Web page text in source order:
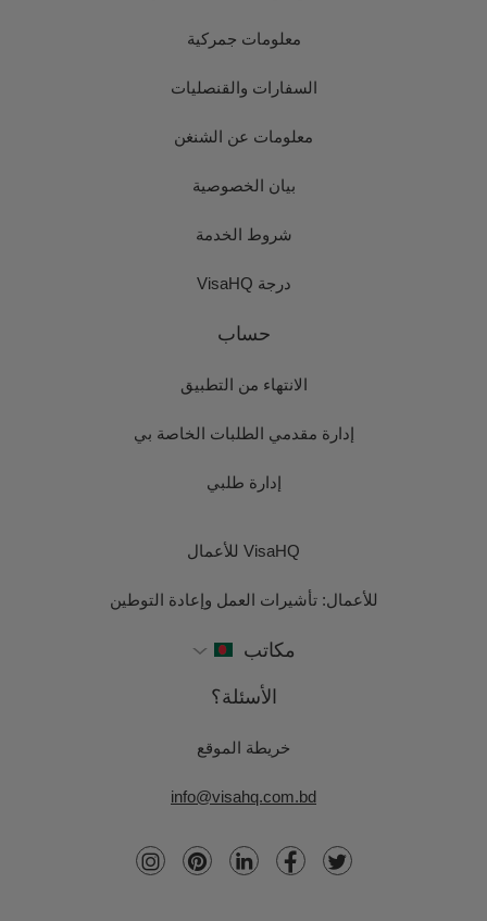
معلومات جمركية
السفارات والقنصليات
معلومات عن الشنغن
بيان الخصوصية
شروط الخدمة
درجة VisaHQ
حساب
الانتهاء من التطبيق
إدارة مقدمي الطلبات الخاصة بي
إدارة طلبي
VisaHQ للأعمال
للأعمال: تأشيرات العمل وإعادة التوطين
مكاتب
الأسئلة؟
خريطة الموقع
info@visahq.com.bd